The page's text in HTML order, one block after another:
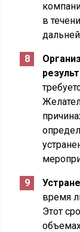
в
время
Этот